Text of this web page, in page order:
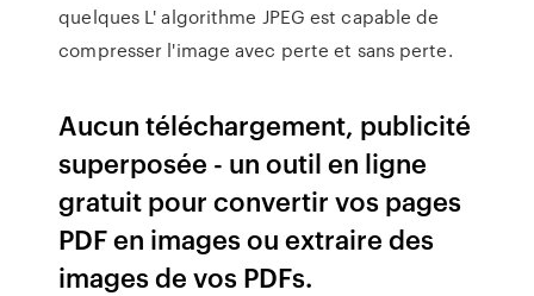
quelques L' algorithme JPEG est capable de
compresser l'image avec perte et sans perte.
Aucun téléchargement, publicité
superposée - un outil en ligne
gratuit pour convertir vos pages
PDF en images ou extraire des
images de vos PDFs.